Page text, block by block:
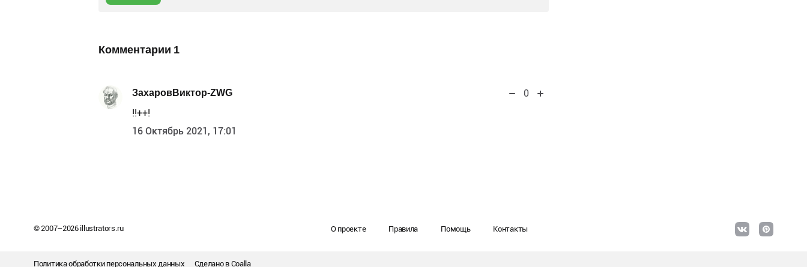
Комментарии 1
ЗахаровВиктор-ZWG
0
!!++!
16 Октябрь 2021, 17:01
© 2007–2026illustrators.ru О проекте Правила Помощь Контакты
Политика обработки персональных данных Сделано в Coalla